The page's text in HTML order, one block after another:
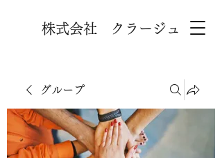
株式会社 クラージュ
グループ